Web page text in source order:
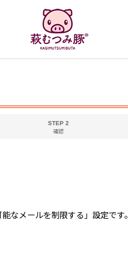
STEP 2
確認
メールを制限する」設定です。